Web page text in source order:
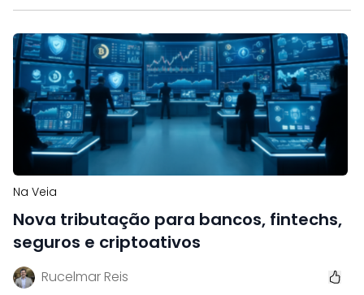
Na Veia
Nova tributação para bancos, fintechs,
seguros e criptoativos
Rucelmar Reis